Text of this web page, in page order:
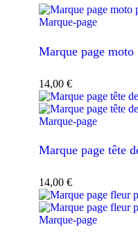
Marque-page
Marque page moto
14,00 €
Marque-page
Marque page tête
14,00 €
Marque-page